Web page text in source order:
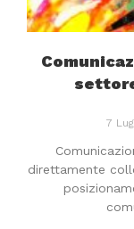
7
direttamente